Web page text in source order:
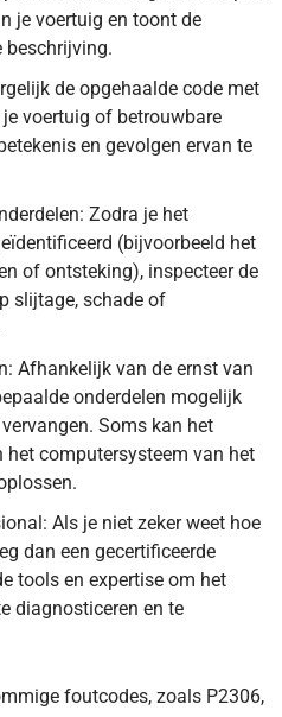
je voertuig en toont de
beschrijving.
de opgehaalde code met
voertuig of betrouwbare
en gevolgen ervan te
Zodra je het
(bijvoorbeeld het
of ontsteking), inspecteer de
slijtage, schade of
Afhankelijk van de ernst van
onderdelen mogelijk
Soms kan het
het computersysteem van het
Als je niet zeker weet hoe
dan een gecertificeerde
tools en expertise om het
diagnosticeren en te
foutcodes, zoals P2306,